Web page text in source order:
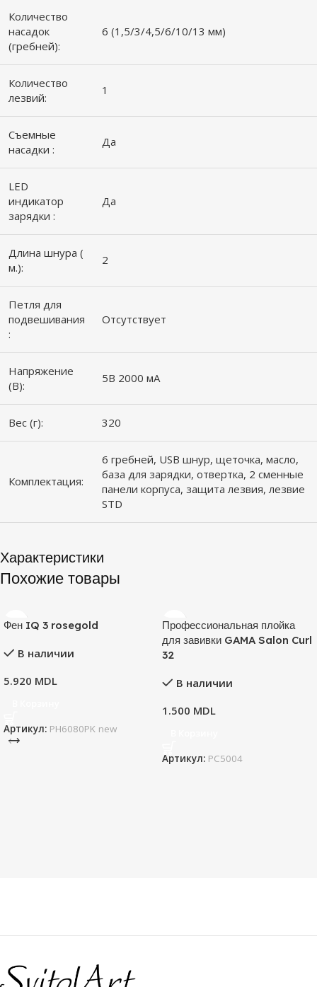
Количество
насадок
(гребней):
6 (1,5/3/4,5/6/10/13 мм)
Количество
лезвий:
1
Съемные
насадки :
Да
LED
индикатор
зарядки :
Да
Длина шнура (
м.):
2
Петля для
подвешивания
:
Отсутствует
Напряжение
(В):
5В 2000 мА
Вес (г): 320
Комплектация:
6 гребней, USB шнур, щеточка, масло,
база для зарядки, отвертка, 2 сменные
панели корпуса, защита лезвия, лезвие
STD
Характеристики
Похожие товары
Фен IQ 3 rosegold
В наличии
5.920 MDL
Артикул: PH6080PK new
Профессиональная плойка
для завивки GAMA Salon Curl
32
В наличии
1.500 MDL
Артикул: PC5004